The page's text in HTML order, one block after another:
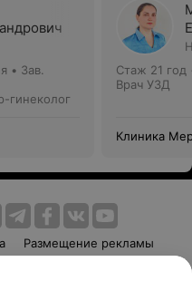
• Зав.
гинеколог
Стаж 21 год
Врач УЗД
Клиника
Размещение рекламы